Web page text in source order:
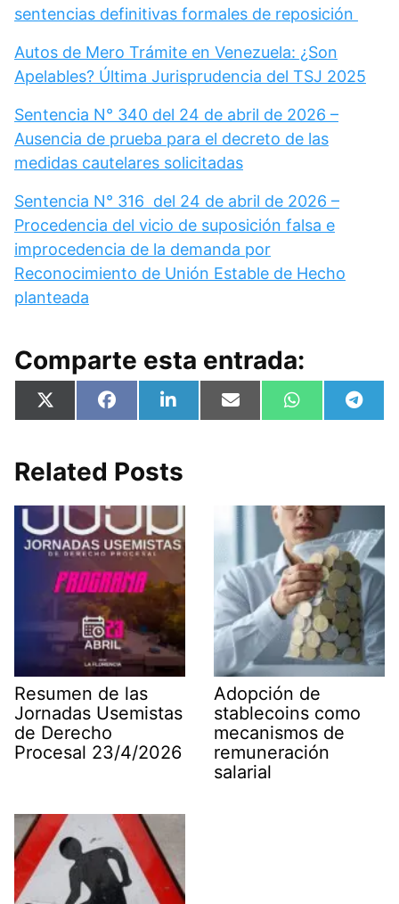
sentencias definitivas formales de reposición
Autos de Mero Trámite en Venezuela: ¿Son
Apelables? Última Jurisprudencia del TSJ 2025
Sentencia N° 340 del 24 de abril de 2026 –
Ausencia de prueba para el decreto de las
medidas cautelares solicitadas
Sentencia N° 316 del 24 de abril de 2026 –
Procedencia del vicio de suposición falsa e
improcedencia de la demanda por
Reconocimiento de Unión Estable de Hecho
planteada
Comparte esta entrada:
Compartir
en
X
(
i
t
e
r
)
Compartir
en
F
a
b
o
k
Compartir
en
L
i
e
d
n
Compartir
en
E
m
Compartir
en
W
h
p
en
T
e
m
Related Posts
Resumen de las
Jornadas Usemistas
de Derecho
Procesal 23/4/2026
Adopción de
stablecoins como
mecanismos de
remuneración
salarial